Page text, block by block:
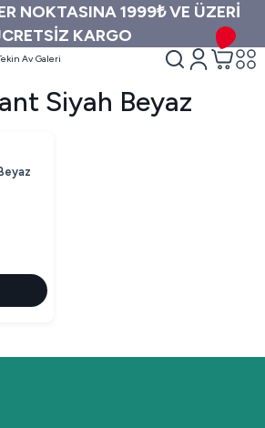
NOKTASINA 1999₺ VE ÜZERİ
KARGO
Siyah Beyaz